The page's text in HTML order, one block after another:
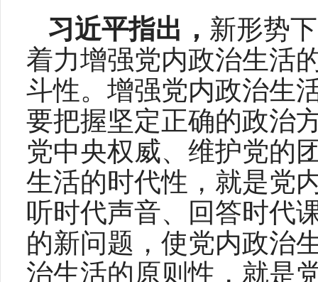
习近平指出， 新形势
着力增强党内政治生活
斗性。增强党内政治生
要把握坚定正确的政治
党中央权威、维护党的
生活的时代性，就是党
听时代声音、回答时代
的新问题，使党内政治
治生活的原则性，就是